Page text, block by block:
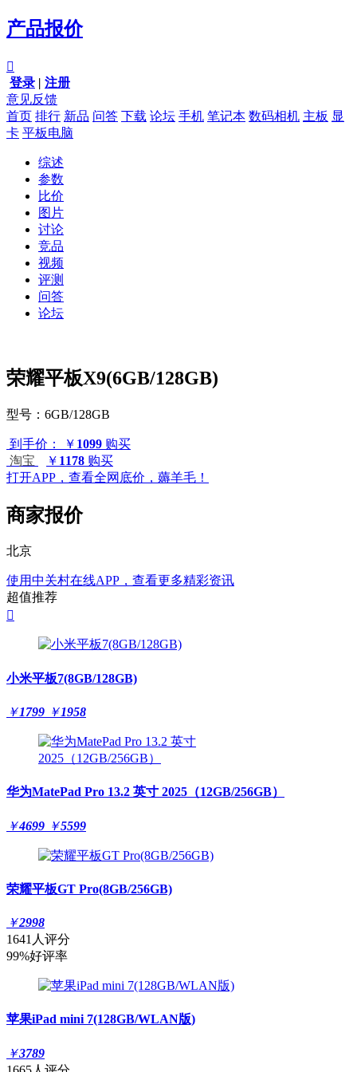
产品报价

登录 | 注册
意见反馈
首页 排行 新品 问答 下载 论坛 手机 笔记本 数码相机 主板 显
卡 平板电脑
综述
参数
比价
图片
讨论
竞品
视频
评测
问答
论坛
荣耀平板X9(6GB/128GB)
型号： 6GB/128GB
到手价： ￥ 1099 购买
淘宝
￥ 1178 购买
打开APP，查看全网底价，薅羊毛！
商家报价
北京
使用中关村在线APP，查看更多精彩资讯
超值推荐

小米平板7(8GB/128GB)
￥1799 ￥1958
华为MatePad Pro 13.2 英寸 2025（12GB/256GB）
￥4699 ￥5599
荣耀平板GT Pro(8GB/256GB)
￥2998
1641人评分
99%好评率
苹果iPad mini 7(128GB/WLAN版)
￥3789